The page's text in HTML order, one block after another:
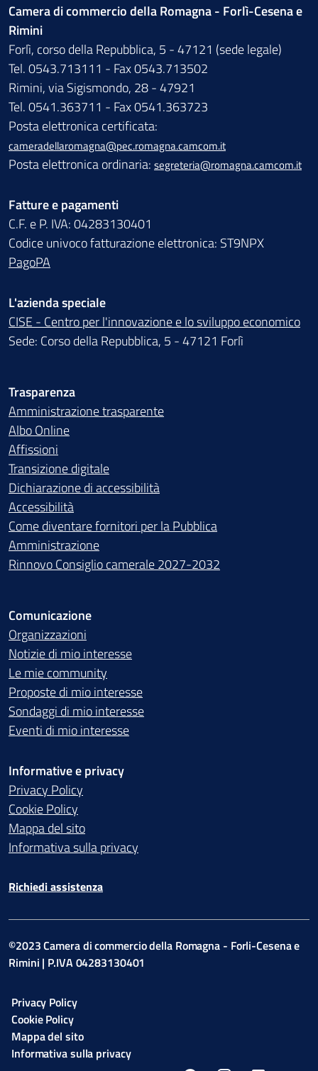
Camera di commercio della Romagna - Forlì-Cesena e
Rimini
Forlì, corso della Repubblica, 5 - 47121 (sede legale)
Tel. 0543.713111 - Fax 0543.713502
Rimini, via Sigismondo, 28 - 47921
Tel. 0541.363711 - Fax 0541.363723
Posta elettronica certificata:
cameradellaromagna@pec.romagna.camcom.it
Posta elettronica ordinaria: segreteria@romagna.camcom.it
Fatture e pagamenti
C.F. e P. IVA: 04283130401
Codice univoco fatturazione elettronica: ST9NPX
PagoPA
L'azienda speciale
CISE - Centro per l'innovazione e lo sviluppo economico
Sede: Corso della Repubblica, 5 - 47121 Forlì
Trasparenza
Amministrazione trasparente
Albo Online
Affissioni
Transizione digitale
Dichiarazione di accessibilità
Accessibilità
Come diventare fornitori per la Pubblica
Amministrazione
Rinnovo Consiglio camerale 2027-2032
Comunicazione
Organizzazioni
Notizie di mio interesse
Le mie community
Proposte di mio interesse
Sondaggi di mio interesse
Eventi di mio interesse
Informative e privacy
Privacy Policy
Cookie Policy
Mappa del sito
Informativa sulla privacy
Richiedi assistenza
©2023 Camera di commercio della Romagna - Forli-Cesena e
Rimini | P.IVA 04283130401
Privacy Policy
Cookie Policy
Mappa del sito
Informativa sulla privacy